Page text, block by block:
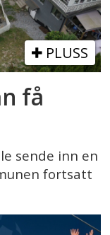
PLUSS
få
sende inn en
fortsatt